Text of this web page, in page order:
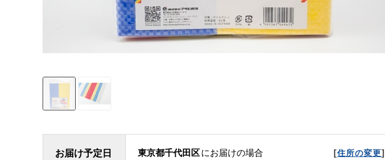
お届け予定日 東京都千代田区にお届けの場合 [住所の変更]